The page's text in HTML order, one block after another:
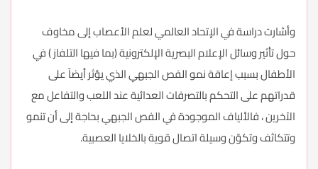
وأشارت دراسة في الإتحاد العالمي لعلم الأعصاب إلى مخاوف
حول تأثير وسائل الإعلام البصرية الإلكترونية (بما فيها التلفاز ) في
الأطفال بسبب إعاقة نمو الفص الجبهي الذي يؤثر أيضاً على
قدراتهم على التحكم بالتصرفات العدائية عند اللعب والتفاعل مع
الآخرين ، فالألياف الموجودة في الفص الجبهي بحاجة إلى أن تنمو
وتتكاثف وتكوّن وسيلة اتصال قوية بالخلايا العصبية.